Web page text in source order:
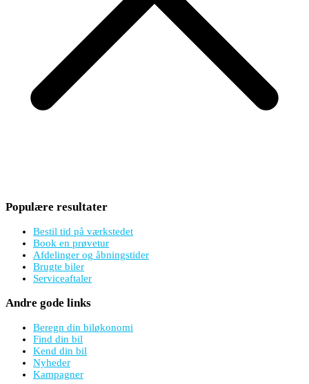
Populære resultater
Bestil tid på værkstedet
Book en prøvetur
Afdelinger og åbningstider
Brugte biler
Serviceaftaler
Andre gode links
Beregn din biløkonomi
Find din bil
Kend din bil
Nyheder
Kampagner